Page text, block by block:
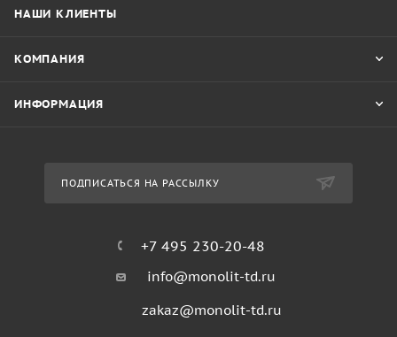
НАШИ КЛИЕНТЫ
КОМПАНИЯ
ИНФОРМАЦИЯ
ПОДПИСАТЬСЯ НА РАССЫЛКУ
+7 495 230-20-48
info@monolit-td.ru
zakaz@monolit-td.ru